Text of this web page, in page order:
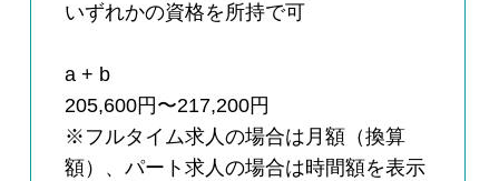
いずれかの資格を所持で可
a + b
205,600円〜217,200円
※フルタイム求人の場合は月額（換算
額）、パート求人の場合は時間額を表示